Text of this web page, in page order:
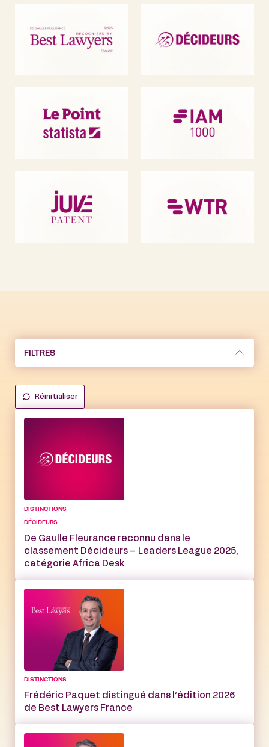
FILTRES
Réinitialiser
DISTINCTIONS
DÉCIDEURS
De Gaulle Fleurance reconnu dans le
classement Décideurs – Leaders League 2025,
catégorie Africa Desk
DISTINCTIONS
Frédéric Paquet distingué dans l’édition 2026
de Best Lawyers France